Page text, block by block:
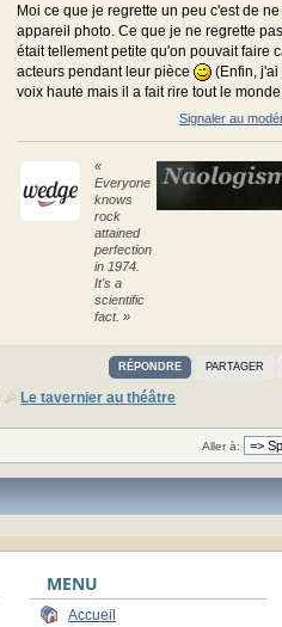
Moi ce que je regrette un peu c'est de
appareil photo. Ce que je ne regrette
était tellement petite qu'on pouvait faire
acteurs pendant leur pièce
(Enfin, j'ai
voix haute mais il a fait rire tout le
Signaler au
«
Everyone
knows
rock
attained
perfection
in 1974.
It's a
scientific
fact. »
RÉPONDRE PARTAGER
Le tavernier au théâtre
Aller à:
MENU
Accueil